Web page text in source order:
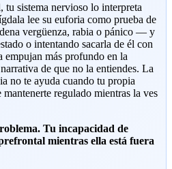
tu sistema nervioso lo interpreta
lee su euforia como prueba de
vergüenza, rabia o pánico — y
o intentando sacarla de él con
más profundo en la
de que no la entiendes. La
no te ayuda cuando tu propia
regulado mientras la ves
Tu incapacidad de
mientras ella está fuera